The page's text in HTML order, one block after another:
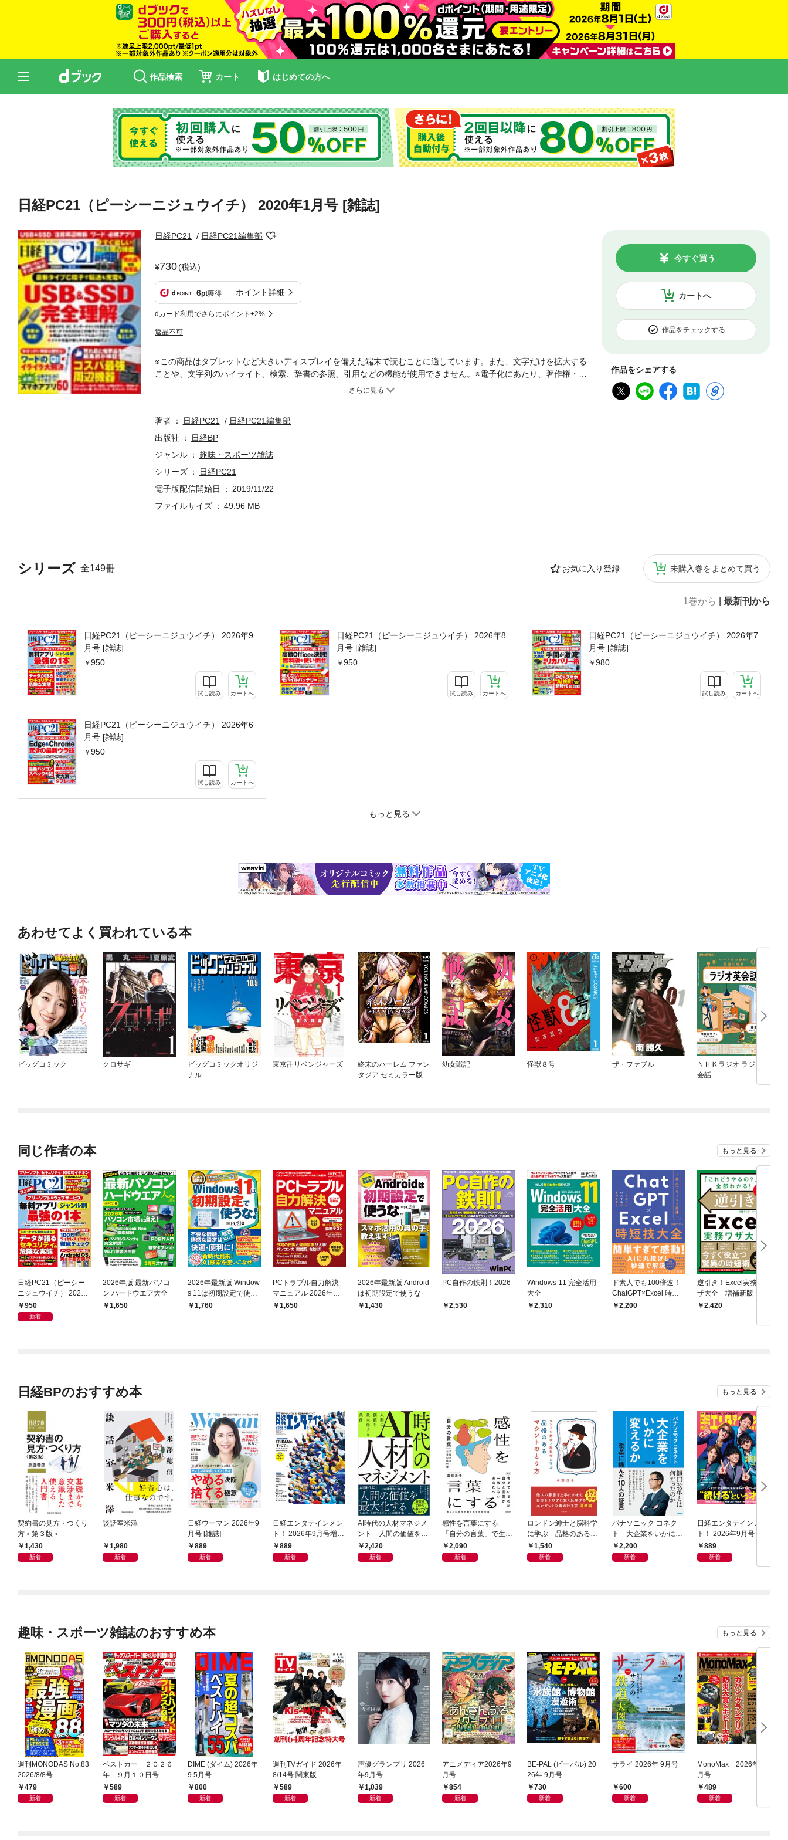
作品検索 カート はじめての方へ
日経PC21（ピーシーニジュウイチ） 2020年1月号 [雑誌]
日経PC21 日経PC21編集部
730(税込)
6pt獲得 ポイント詳細
dカード利用でさらにポイント+2%
返品不可
カートへ
今すぐ買う
作品をチェックする
作品をシェアする
シリーズ 全149冊 お気に入り登録 未購入巻をまとめて買う
1巻から 最新刊から
日経PC21（ピーシーニジュウイチ） 2026年9
月号 [雑誌]
950
試し読み カートへ
日経PC21（ピーシーニジュウイチ） 2026年8
月号 [雑誌]
950
試し読み カートへ
日経PC21（ピーシーニジュウイチ） 2026年7
月号 [雑誌]
980
試し読み カートへ
日経PC21（ピーシーニジュウイチ） 2026年6
月号 [雑誌]
950
試し読み カートへ
もっと見る
※この商品はタブレットなど大きいディスプレイを備えた端末で読むことに適しています。また、文字だけを拡大する
ことや、文字列のハイライト、検索、辞書の参照、引用などの機能が使用できません。※電子化にあたり、著作権・使
用権のない記事、写真、図表は掲載しておりません。特集1 USB＆SSD完全理解 絶対に損！テキトーに使ってい
USBメモリーから起動できない端子の謎 PC＆スマホ USBケーブルの正しい買い方 端子不足を解消するUS
Bハブの落とし穴 SSDを生かすも殺すもUSBの規格次第 小さくて超高速のポータブルSSDが熱い 動かな
充電方法 スリープ中にスマホを充電／いきなり抜いても大丈夫？ タイプC1本で接続！ ディスプレイは複雑
怪奇 プリンターはUSBとWi‐Fiの二刀流で テザリングはUSBが圧倒的に速い スマホにUSB機器をつなぐに
は 背面端子を使うには？／高価な端子カバーは何？特集2 コスパ最強の逸品は？周辺機器ベストバイ A4用
で1000円以下 USBメモリー
著者 日経PC21
日経PC21編集部
出版社
日経BP
ジャンル
趣味・スポーツ雑誌
シリーズ
日経PC21
電子版配信開始日
2019/11/22
ファイルサイズ
49.96 MB
あわせてよく買われている本
ビッグコミック クロサギ
ビッグコミックオリジ
ナル
東京卍リベンジャーズ
終末のハーレム ファン
タジア セミカラー版
幼女戦記 怪獣８号 ザ・ファブル
ＮＨＫラジオ ラジオ英
会話
同じ作者の本 もっと見る
日経PC21（ピーシー
ニジュウイチ） 2026
年9月号 [雑誌]
950
新着
2026年版 最新パソコ
ン ハードウエア大全
1,650
2026年最新版 Window
s 11は初期設定で使う
な！1,760
PCトラブル自力解決
マニュアル 2026年最
新版1,650
2026年最新版 Android
は初期設定で使うな
1,430
PC自作の鉄則！2026
2,530
Windows 11 完全活用
大全
2,310
ド素人でも100倍速！
ChatGPT×Excel 時短
技大全
2,200
逆引き！Excel実務ワ
ザ大全 増補新版
2,420
日経BPのおすすめ本 もっと見る
契約書の見方・つくり
方＜第３版＞
1,430
新着
談話室米澤
1,980
新着
日経ウーマン 2026年9
月号 [雑誌]
889
新着
日経エンタテインメン
ト！ 2026年9月号増刊
【表紙：EBiDAN】
889
新着
AI時代の人材マネジメ
ント 人間の価値を最
大化する条件
2,420
新着
感性を言葉にする
「自分の言葉」で生き
るための教科書
2,090
新着
ロンドン紳士と脳科学
に学ぶ 品格のあるマ
ウントのとり方
1,540
新着
パナソニック コネク
ト 大企業をいかに変
えるか
2,200
新着
日経エンタテインメン
ト！ 2026年9月号 [雑
誌]889
新着
趣味・スポーツ雑誌のおすすめ本 もっと見る
週刊MONODAS No.83
2026/8/8号
479
新着
ベストカー ２０２６
年 ９月１０日号
589
新着
DIME (ダイム) 2026年
9.5月号
800
新着
週刊TVガイド 2026年
8/14号 関東版
589
新着
声優グランプリ 2026
年9月号
1,039
新着
アニメディア2026年9
月号
854
新着
BE-PAL (ビーパル) 20
26年 9月号
730
新着
サライ 2026年 9月号
600
新着
MonoMax 2026年9
月号
489
新着